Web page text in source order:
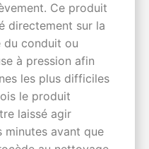
Ce produit
directement sur la
du conduit ou
à pression afin
les plus difficiles
le produit
laissé agir
minutes avant que